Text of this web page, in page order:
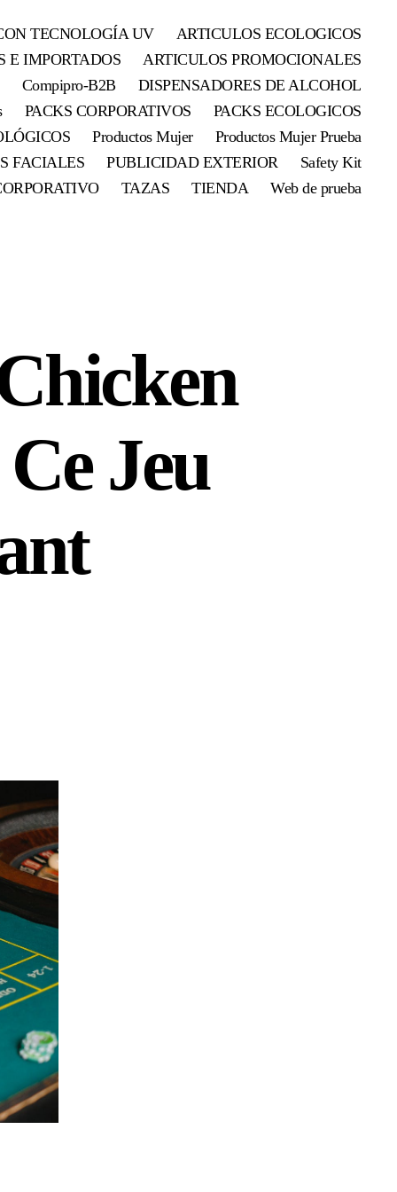
TECNOLOGÍA UV
ARTICULOS ECOLOGICOS
E IMPORTADOS
ARTICULOS PROMOCIONALES
Compipro-B2B
DISPENSADORES DE ALCOHOL
PACKS CORPORATIVOS
PACKS ECOLOGICOS
Productos Mujer
Productos Mujer Prueba
FACIALES PUBLICIDAD EXTERIOR
Safety Kit
TAZAS TIENDA Web de prueba
Jeu